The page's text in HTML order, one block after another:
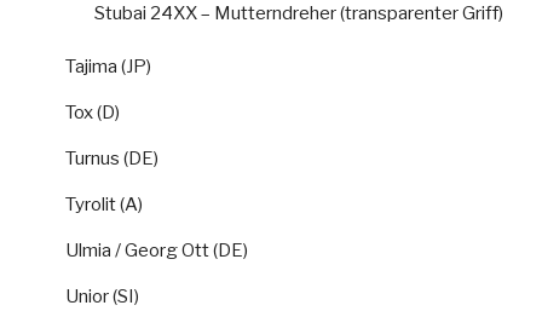
Stubai 24XX – Mutterndreher (transparenter Griff)
Tajima (JP)
Tox (D)
Turnus (DE)
Tyrolit (A)
Ulmia / Georg Ott (DE)
Unior (SI)